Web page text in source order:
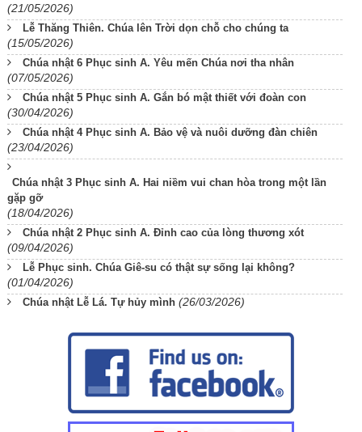
(21/05/2026)
Lễ Thăng Thiên. Chúa lên Trời dọn chỗ cho chúng ta
(15/05/2026)
Chúa nhật 6 Phục sinh A. Yêu mến Chúa nơi tha nhân
(07/05/2026)
Chúa nhật 5 Phục sinh A. Gắn bó mật thiết với đoàn con
(30/04/2026)
Chúa nhật 4 Phục sinh A. Bảo vệ và nuôi dưỡng đàn chiên
(23/04/2026)
Chúa nhật 3 Phục sinh A. Hai niềm vui chan hòa trong một lần
gặp gỡ
(18/04/2026)
Chúa nhật 2 Phục sinh A. Đỉnh cao của lòng thương xót
(09/04/2026)
Lễ Phục sinh. Chúa Giê-su có thật sự sống lại không?
(01/04/2026)
Chúa nhật Lễ Lá. Tự hủy mình (26/03/2026)